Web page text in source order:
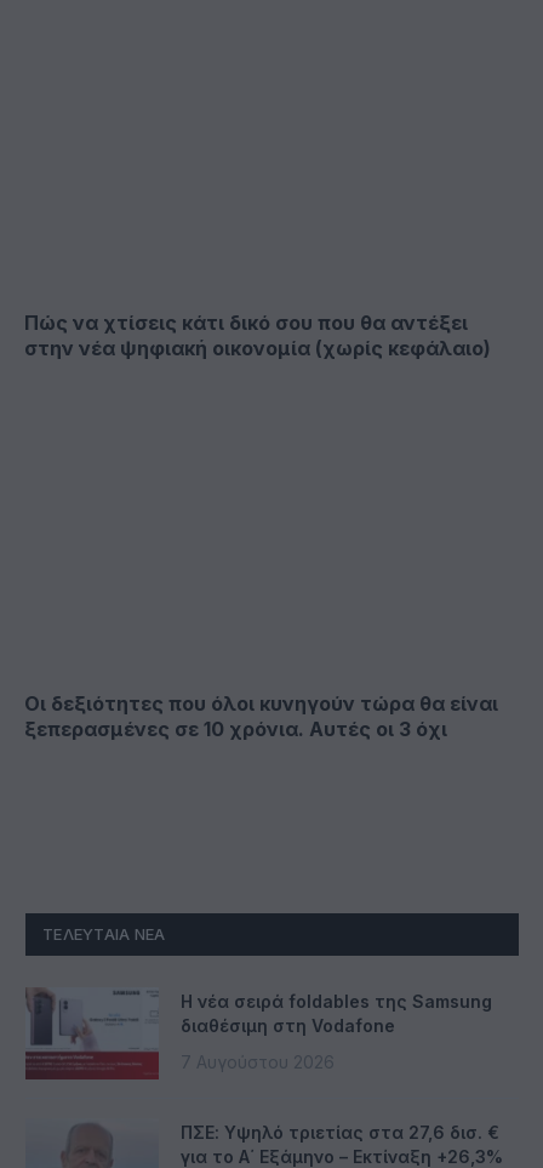
Πώς να χτίσεις κάτι δικό σου που θα αντέξει
στην νέα ψηφιακή οικονομία (χωρίς κεφάλαιο)
Οι δεξιότητες που όλοι κυνηγούν τώρα θα είναι
ξεπερασμένες σε 10 χρόνια. Αυτές οι 3 όχι
ΤΕΛΕΥΤΑΊΑ ΝΈΑ
Η νέα σειρά foldables της Samsung
διαθέσιμη στη Vodafone
7 Αυγούστου 2026
ΠΣΕ: Υψηλό τριετίας στα 27,6 δισ. €
για το Α΄ Εξάμηνο – Εκτίναξη +26,3%